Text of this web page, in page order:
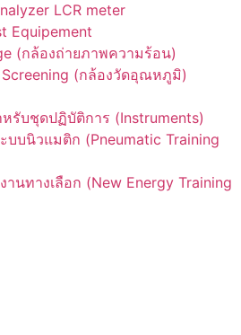
LCR meter
Equipement
(กล้องถ่ายภาพความร้อน)
(กล้องวัดอุณหภูมิ)
หรับชุดปฏิบัติการ (Instruments)
บบนิวแมติก (Pneumatic Training
นทางเลือก (New Energy Training